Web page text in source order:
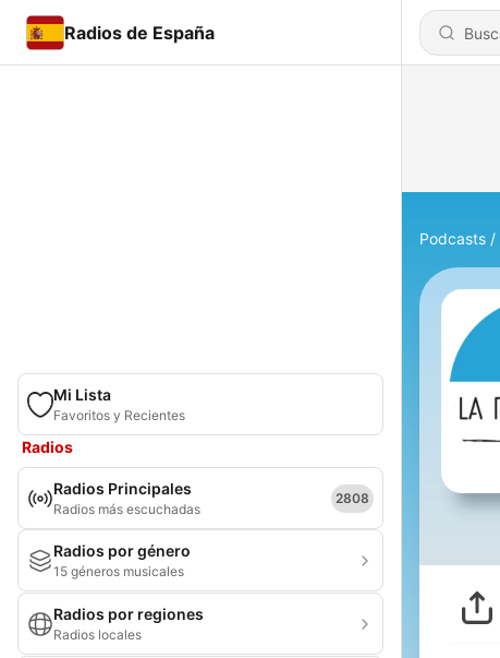
Radios de España
Mi Lista
Favoritos y Recientes
Radios
Radios Principales
Radios más escuchadas
2808
Radios por género
15 géneros musicales
Radios por regiones
Radios locales
Podcasts